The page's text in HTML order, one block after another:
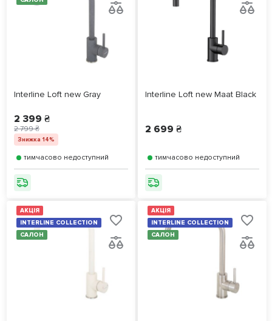
Interline Loft new Gray
2 399 ₴
2 799 ₴
Знижка 14%
тимчасово недоступний
Interline Loft new Maat Black
2 699 ₴
тимчасово недоступний
АКЦІЯ
INTERLINE COLLECTION
САЛОН
АКЦІЯ
INTERLINE COLLECTION
САЛОН